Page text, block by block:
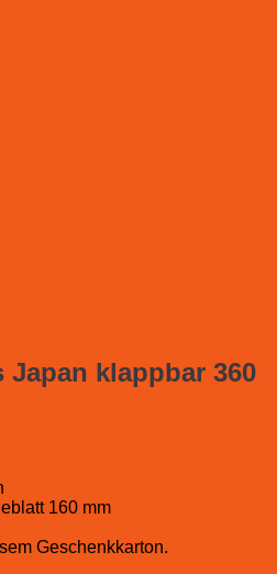
Japan klappbar 360
160 mm
Geschenkkarton.